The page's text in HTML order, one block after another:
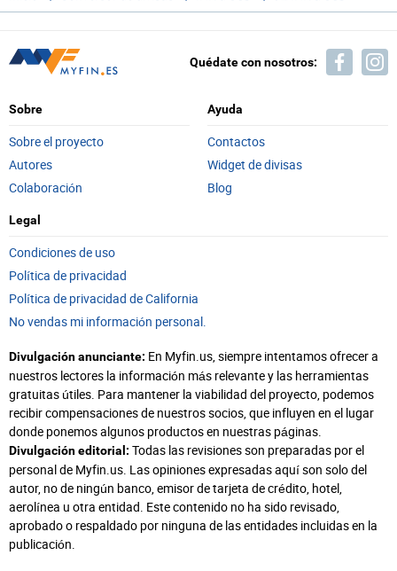
Quédate con nosotros:
Sobre
Sobre el proyecto
Autores
Colaboración
Ayuda
Contactos
Widget de divisas
Blog
Legal
Condiciones de uso
Política de privacidad
Política de privacidad de California
No vendas mi información personal.
Divulgación anunciante: En Myfin.us, siempre intentamos ofrecer a
nuestros lectores la información más relevante y las herramientas
gratuitas útiles. Para mantener la viabilidad del proyecto, podemos
recibir compensaciones de nuestros socios, que influyen en el lugar
donde ponemos algunos productos en nuestras páginas.
Divulgación editorial: Todas las revisiones son preparadas por el
personal de Myfin.us. Las opiniones expresadas aquí son solo del
autor, no de ningún banco, emisor de tarjeta de crédito, hotel,
aerolínea u otra entidad. Este contenido no ha sido revisado,
aprobado o respaldado por ninguna de las entidades incluidas en la
publicación.